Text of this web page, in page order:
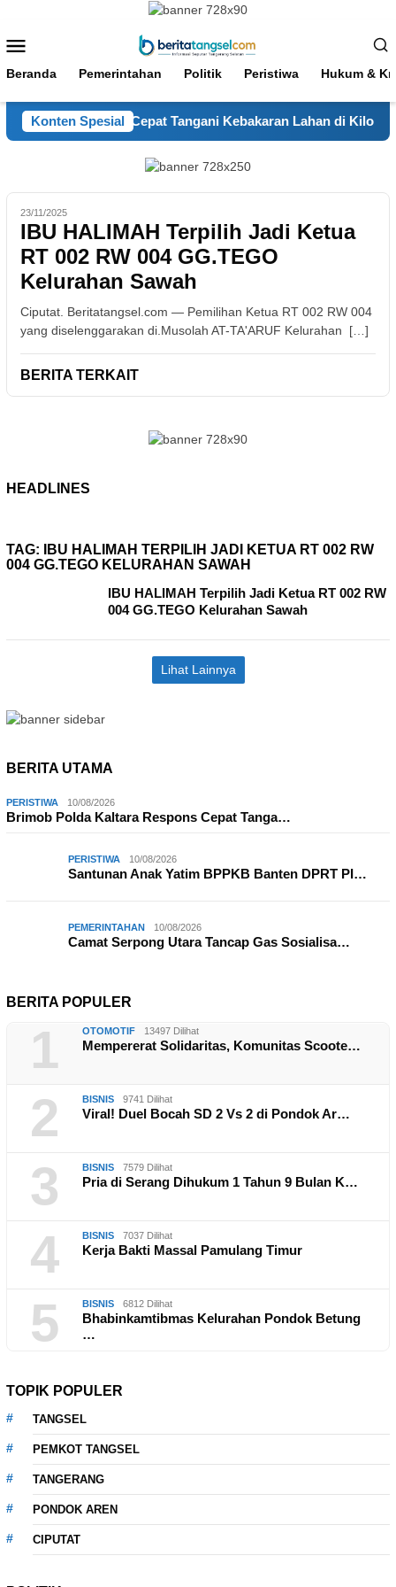
konten
Mobile
Beranda Pemerintahan Politik Peristiwa Hukum &
Konten Spesial
Kaltara Respons Cepat Tangani Kebakaran Lahan di
23/11/2025
IBU HALIMAH Terpilih Jadi Ketua
RT 002 RW 004 GG.TEGO
Kelurahan Sawah
Ciputat. Beritatangsel.com — Pemilihan Ketua RT 002 RW 004
yang diselenggarakan di.Musolah AT-TA'ARUF Kelurahan […]
BERITA TERKAIT
HEADLINES
TAG:
IBU HALIMAH TERPILIH JADI KETUA RT 002 RW
004 GG.TEGO KELURAHAN SAWAH
IBU HALIMAH Terpilih Jadi Ketua RT 002 RW
004 GG.TEGO Kelurahan Sawah
Lihat Lainnya
BERITA UTAMA
PERISTIWA 10/08/2026
Brimob Polda Kaltara Respons Cepat Tanga…
PERISTIWA 10/08/2026
Santunan Anak Yatim BPPKB Banten DPRT PI…
PEMERINTAHAN 10/08/2026
Camat Serpong Utara Tancap Gas Sosialisa…
BERITA POPULER
1 OTOMOTIF 13497 Dilihat
Mempererat Solidaritas, Komunitas Scoote…
2 BISNIS 9741 Dilihat
Viral! Duel Bocah SD 2 Vs 2 di Pondok Ar…
3 BISNIS 7579 Dilihat
Pria di Serang Dihukum 1 Tahun 9 Bulan K…
4 BISNIS 7037 Dilihat
Kerja Bakti Massal Pamulang Timur
5 BISNIS 6812 Dilihat
Bhabinkamtibmas Kelurahan Pondok Betung
…
TOPIK POPULER
TANGSEL
PEMKOT TANGSEL
TANGERANG
PONDOK AREN
CIPUTAT